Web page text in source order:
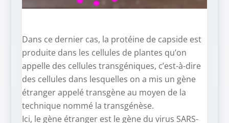
Dans ce dernier cas, la protéine de capside est
produite dans les cellules de plantes qu’on
appelle des cellules transgéniques, c’est-à-dire
des cellules dans lesquelles on a mis un gène
étranger appelé transgène au moyen de la
technique nommé la transgénèse.
Ici, le gène étranger est le gène du virus SARS-